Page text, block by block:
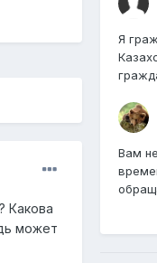
Какова
может
Я
Вам